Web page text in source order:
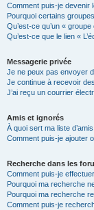
Comment puis-je devenir
Pourquoi certains
Qu’est-ce qu’un «
Qu’est-ce que le lien «
Messagerie privée
Je ne peux pas envoyer
Je continue à recevoir
J’ai reçu un courrier
Amis et ignorés
À quoi sert ma liste
Comment puis-je ajouter
Recherche dans les
Comment puis-je
Pourquoi ma recherche
Pourquoi ma recherche
Comment puis-je